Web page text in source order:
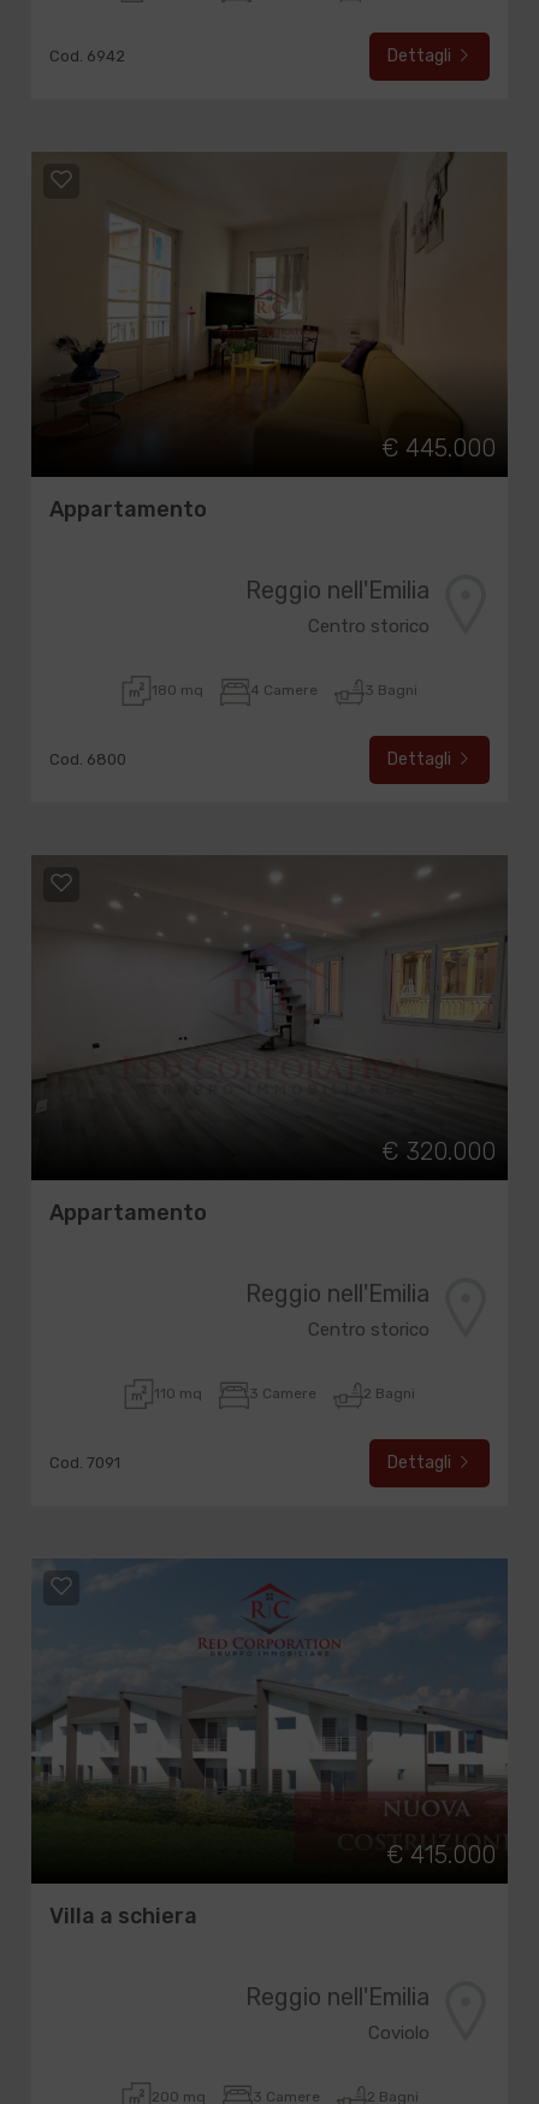
Cod. 6942 Dettagli
€ 445.000
Appartamento
Reggio nell'Emilia
Centro storico
180 mq 4 Camere 3 Bagni
Cod. 6800 Dettagli
€ 320.000
Appartamento
Reggio nell'Emilia
Centro storico
110 mq 3 Camere 2 Bagni
Cod. 7091 Dettagli
€ 415.000
Villa a schiera
Reggio nell'Emilia
Coviolo
200 mq 3 Camere 2 Bagni